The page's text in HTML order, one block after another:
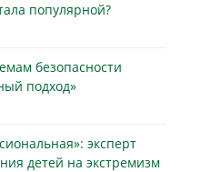
популярной?
безопасности
подход»
эксперт
детей на экстремизм